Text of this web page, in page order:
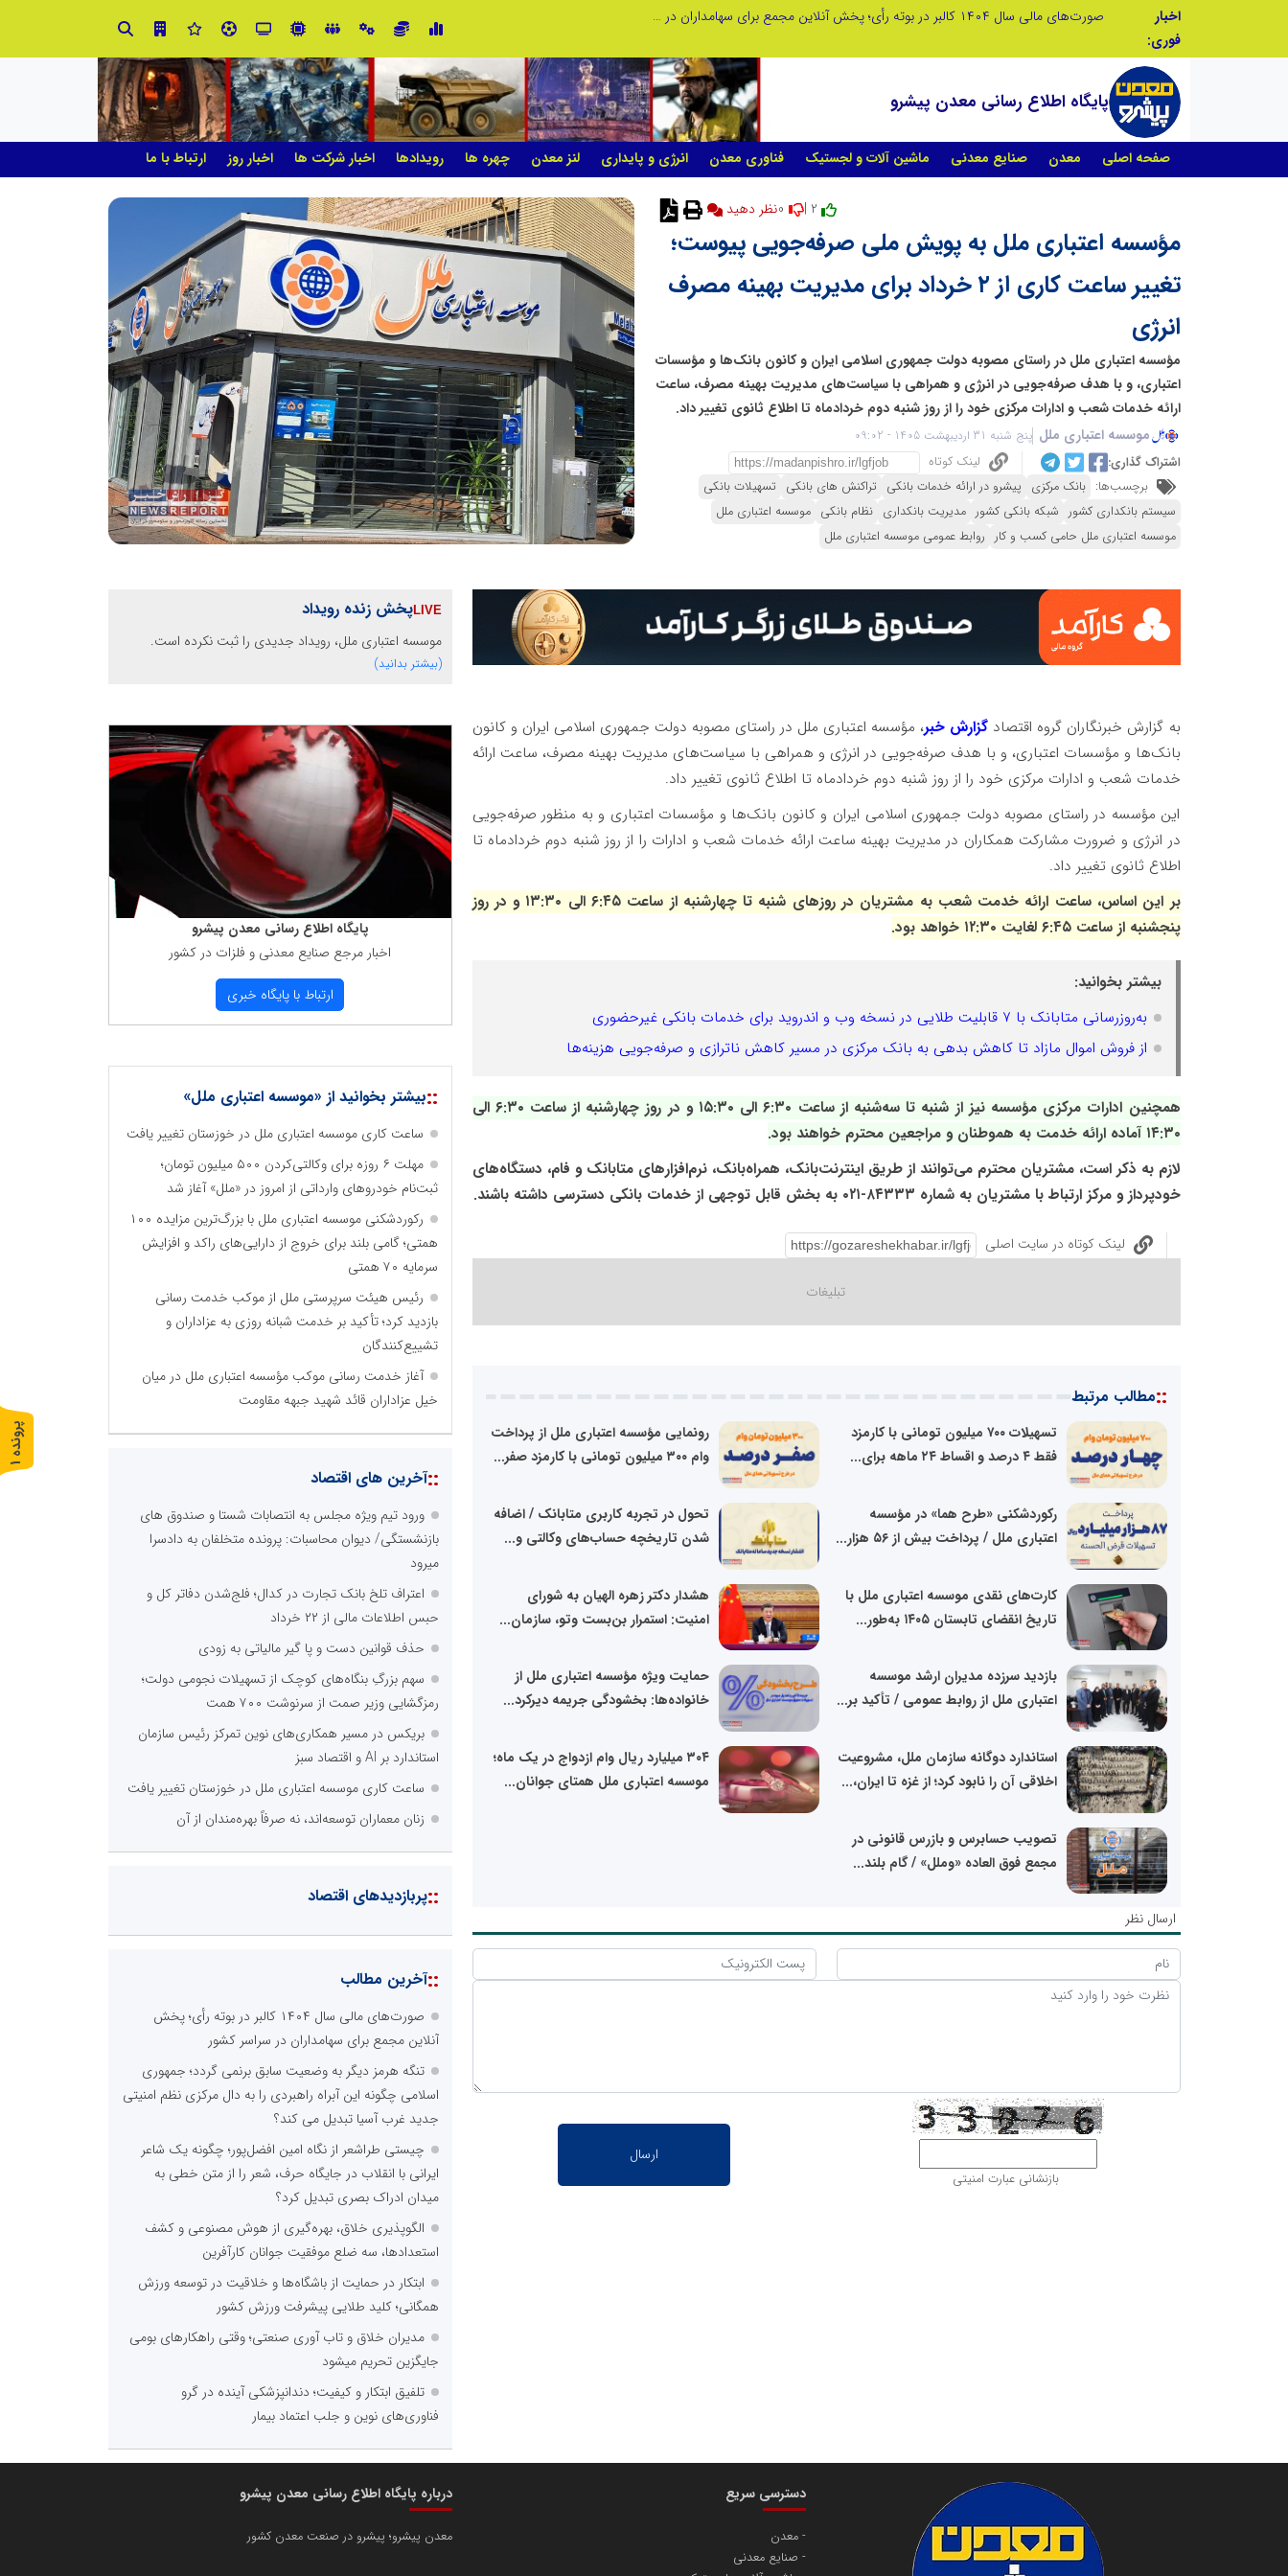
اخبار
فوری:
صورت‌های مالی سال ۱۴۰۴ کالبر در بوته رأی؛ پخش آنلاین مجمع برای سهامداران در سراسر کشور
پایگاه اطلاع رسانی معدن پیشرو
صفحه اصلی معدن صنایع معدنی ماشین آلات و لجستیک فناوری معدن انرژی و پایداری لنز معدن چهره ها رویدادها اخبار شرکت ها اخبار روز ارتباط با ما
مؤسسه اعتباری ملل به پویش ملی صرفه‌جویی پیوست؛
تغییر ساعت کاری از ۲ خرداد برای مدیریت بهینه مصرف
انرژی
مؤسسه اعتباری ملل در راستای مصوبه دولت جمهوری اسلامی ایران و کانون بانک‌ها و مؤسسات
اعتباری، و با هدف صرفه‌جویی در انرژی و همراهی با سیاست‌های مدیریت بهینه مصرف، ساعت
ارائه خدمات شعب و ادارات مرکزی خود را از روز شنبه دوم خردادماه تا اطلاع ثانوی تغییر داد.
موسسه اعتباری ملل پنج شنبه 31 اردیبهشت 1405 - 09:02
اشتراک گذاری:
لینک کوتاه
برچسب‌ها: بانک مرکزی پیشرو در ارائه خدمات بانکی تراکنش های بانکی تسهیلات بانکی
سیستم بانکداری کشور شبکه بانکی کشور مدیریت بانکداری نظام بانکی موسسه اعتباری ملل
موسسه اعتباری ملل حامی کسب و کار روابط عمومی موسسه اعتباری ملل
به گزارش خبرنگاران گروه اقتصاد گزارش خبر، مؤسسه اعتباری ملل در راستای مصوبه دولت جمهوری اسلامی ایران و کانون
بانک‌ها و مؤسسات اعتباری، و با هدف صرفه‌جویی در انرژی و همراهی با سیاست‌های مدیریت بهینه مصرف، ساعت ارائه
خدمات شعب و ادارات مرکزی خود را از روز شنبه دوم خردادماه تا اطلاع ثانوی تغییر داد.
این مؤسسه در راستای مصوبه دولت جمهوری اسلامی ایران و کانون بانک‌ها و مؤسسات اعتباری و به منظور صرفه‌جویی
در انرژی و ضرورت مشارکت همکاران در مدیریت بهینه ساعت ارائه خدمات شعب و ادارات را از روز شنبه دوم خردادماه تا
اطلاع ثانوی تغییر داد.
بر این اساس، ساعت ارائه خدمت شعب به مشتریان در روزهای شنبه تا چهارشنبه از ساعت ۶:۴۵ الی ۱۳:۳۰ و در روز
پنجشنبه از ساعت ۶:۴۵ لغایت ۱۲:۳۰ خواهد بود.
بیشتر بخوانید:
به‌روزرسانی متابانک با ۷ قابلیت طلایی در نسخه وب و اندروید برای خدمات بانکی غیرحضوری
از فروش اموال مازاد تا کاهش بدهی به بانک مرکزی در مسیر کاهش ناترازی و صرفه‌جویی هزینه‌ها
همچنین ادارات مرکزی مؤسسه نیز از شنبه تا سه‌شنبه از ساعت ۶:۳۰ الی ۱۵:۳۰ و در روز چهارشنبه از ساعت ۶:۳۰ الی
۱۴:۳۰ آماده ارائه خدمت به هموطنان و مراجعین محترم خواهند بود.
لازم به ذکر است، مشتریان محترم می‌توانند از طریق اینترنت‌بانک، همراه‌بانک، نرم‌افزارهای متابانک و فام، دستگاه‌های
خودپرداز و مرکز ارتباط با مشتریان به شماره ٨٤٣٣٣-٠٢١ به بخش قابل توجهی از خدمات بانکی دسترسی داشته باشند.
لینک کوتاه در سایت اصلی
::مطالب مرتبط
تسهیلات ۷۰۰ میلیون تومانی با کارمزد
فقط ۴ درصد و اقساط ۲۴ ماهه برای...
رونمایی مؤسسه اعتباری ملل از پرداخت
وام ۳۰۰ میلیون تومانی با کارمزد صفر...
رکوردشکنی «طرح هما» در مؤسسه
اعتباری ملل / پرداخت بیش از ۵۶ هزار...
تحول در تجربه کاربری متابانک / اضافه
شدن تاریخچه حساب‌های وکالتی و...
کارت‌های نقدی موسسه اعتباری ملل با
تاریخ انقضای تابستان ۱۴۰۵ به‌طور...
هشدار دکتر زهره الهیان به شورای
امنیت: استمرار بن‌بست وتو، سازمان...
بازدید سرزده مدیران ارشد موسسه
اعتباری ملل از روابط عمومی / تأکید بر...
حمایت ویژه مؤسسه اعتباری ملل از
خانواده‌ها: بخشودگی جریمه دیرکرد...
استاندارد دوگانه سازمان ملل، مشروعیت
اخلاقی آن را نابود کرد؛ از غزه تا ایران،...
۳۰۴ میلیارد ریال وام ازدواج در یک ماه؛
موسسه اعتباری ملل همتای جوانان...
تصویب حسابرس و بازرس قانونی در
مجمع فوق العاده «وملل» / گام بلند...
ارسال نظر
بازنشانی عبارت امنیتی
پخش زنده رویداد
موسسه اعتباری ملل، رویداد جدیدی را ثبت نکرده است.
(بیشتر بدانید)
پایگاه اطلاع رسانی معدن پیشرو
اخبار مرجع صنایع معدنی و فلزات در كشور
ارتباط با پایگاه خبری
::بیشتر بخوانید از «موسسه اعتباری ملل»
ساعت کاری موسسه اعتباری ملل در خوزستان تغییر یافت
مهلت ۶ روزه برای وکالتی‌کردن ۵۰۰ میلیون تومان؛
ثبت‌نام خودروهای وارداتی از امروز در «ملل» آغاز شد
رکوردشکنی موسسه اعتباری ملل با بزرگ‌ترین مزایده ۱۰۰
همتی؛ گامی بلند برای خروج از دارایی‌های راکد و افزایش
سرمایه ۷۰ همتی
رئیس هیئت سرپرستی ملل از موکب خدمت رسانی
بازدید کرد؛ تأکید بر خدمت شبانه روزی به عزاداران و
تشییع‌کنندگان
آغاز خدمت رسانی موکب مؤسسه اعتباری ملل در میان
خیل عزاداران قائد شهید جبهه مقاومت
::آخرین های اقتصاد
ورود تیم ویژه مجلس به انتصابات شستا و صندوق های
بازنشستگی/ دیوان محاسبات: پرونده متخلفان به دادسرا
میرود
اعتراف تلخ بانک تجارت در کدال؛ فلج‌شدن دفاتر کل و
حبس اطلاعات مالی از ۲۲ خرداد
حذف قوانین دست و پا گیر مالیاتی به زودی
سهم بزرگِ بنگاه‌های کوچک از تسهیلات نجومی دولت؛
رمزگشایی وزیر صمت از سرنوشت ۷۰۰ همت
بریکس در مسیر همکاری‌های نوین تمرکز رئیس سازمان
استاندارد بر AI و اقتصاد سبز
ساعت کاری موسسه اعتباری ملل در خوزستان تغییر یافت
زنان معماران توسعه‌اند، نه صرفاً بهره‌مندان از آن
::پربازدیدهای اقتصاد
::آخرین مطالب
صورت‌های مالی سال ۱۴۰۴ کالبر در بوته رأی؛ پخش
آنلاین مجمع برای سهامداران در سراسر کشور
تنگه هرمز دیگر به وضعیت سابق برنمی گردد؛ جمهوری
اسلامی چگونه این آبراه راهبردی را به دال مرکزی نظم امنیتی
جدید غرب آسیا تبدیل می کند؟
چیستی طراشعر از نگاه امین افضل‌پور؛ چگونه یک شاعر
ایرانی با انقلاب در جایگاه حرف، شعر را از متن خطی به
میدان ادراک بصری تبدیل کرد؟
الگوپذیری خلاق، بهره‌گیری از هوش مصنوعی و کشف
استعدادها، سه ضلع موفقیت جوانان کارآفرین
ابتکار در حمایت از باشگاه‌ها و خلاقیت در توسعه ورزش
همگانی؛ کلید طلایی پیشرفت ورزش کشور
مدیران خلاق و تاب آوری صنعتی؛ وقتی راهکارهای بومی
جایگزین تحریم میشود
تلفیق ابتکار و کیفیت؛ دندانپزشکی آینده در گرو
فناوری‌های نوین و جلب اعتماد بیمار
پ
ر
و
ن
د
ه
1
دسترسی سریع
معدن
صنایع معدنی
درباره پایگاه اطلاع رسانی معدن پیشرو
معدن پیشرو؛ پیشرو در صنعت معدن کشور